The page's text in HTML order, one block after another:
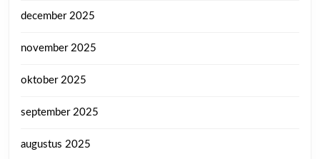
december 2025
november 2025
oktober 2025
september 2025
augustus 2025